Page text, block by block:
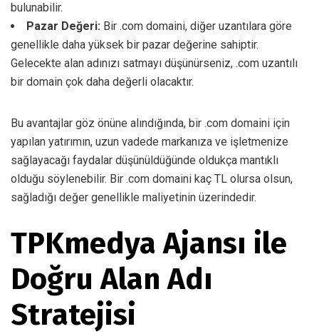
bulunabilir.
Pazar Değeri: Bir .com domaini, diğer uzantılara göre
genellikle daha yüksek bir pazar değerine sahiptir.
Gelecekte alan adınızı satmayı düşünürseniz, .com uzantılı
bir domain çok daha değerli olacaktır.
Bu avantajlar göz önüne alındığında, bir .com domaini için
yapılan yatırımın, uzun vadede markanıza ve işletmenize
sağlayacağı faydalar düşünüldüğünde oldukça mantıklı
olduğu söylenebilir. Bir .com domaini kaç TL olursa olsun,
sağladığı değer genellikle maliyetinin üzerindedir.
TPKmedya Ajansı ile
Doğru Alan Adı
Stratejisi